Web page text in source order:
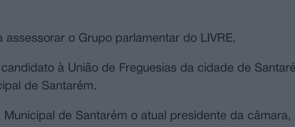
o Grupo parlamentar do LIVRE.
à União de Freguesias da cidade de
de Santarém.
de Santarém o atual presidente da câmara,